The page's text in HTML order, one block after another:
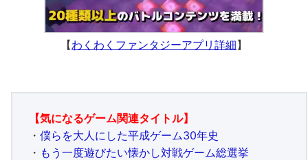
【わくわくファンタジーアプリ詳細】
【気になるゲーム関連タイトル】
・ 僕らを大人にした平成ゲーム30年史
・ もう一度遊びたい懐かし対戦ゲーム総選挙